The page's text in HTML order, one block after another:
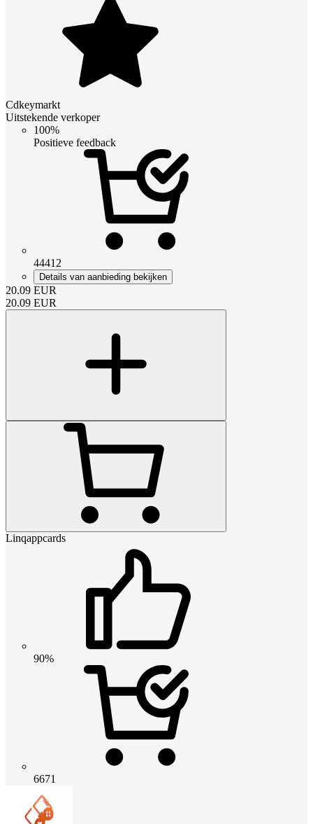
Cdkeymarkt
Uitstekende verkoper
100%
Positieve feedback
44412
Details van aanbieding bekijken
20.09 EUR
20.09 EUR
Linqappcards
90%
6671